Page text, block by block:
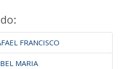
FRANCISCO
MARIA